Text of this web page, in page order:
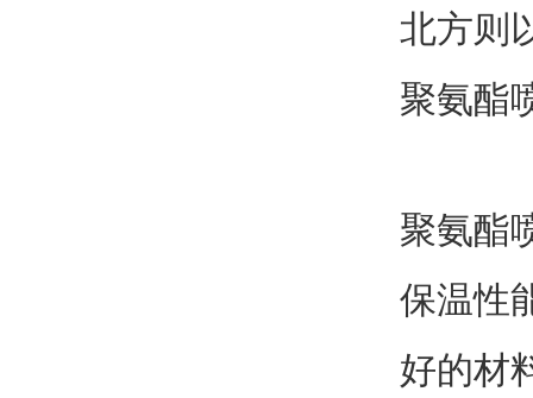
北方则
聚氨酯
聚氨酯
保温性
好的材